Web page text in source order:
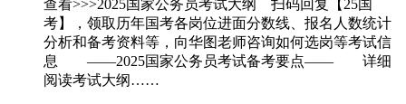
查看>>>2025国家公务员考试大纲 扫码回复【25国
考】，领取历年国考各岗位进面分数线、报名人数统计
分析和备考资料等，向华图老师咨询如何选岗等考试信
息 ——2025国家公务员考试备考要点—— 详细
阅读考试大纲……